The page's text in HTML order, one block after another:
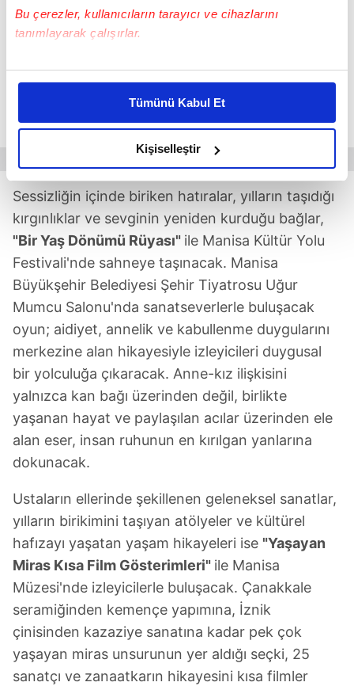
Bu çerezler, kullanıcıların tarayıcı ve cihazlarını
tanımlayarak çalışırlar.
Bu çerezlere izin vermeniz halinde sizlere özel
daha iyi reklam deneyimi yaşatabiliriz. Bunu yaparken
amacımızın size daha iyi bir reklam deneyimi sunmak
olduğunu ve sizlere en iyi içerikleri sunabilmek adına
elimizden gelen çabayı gösterdiğimizi ve bu noktada,
reklamların maliyetlerimizi karşılamak noktasında tek gelir
kalemimiz olduğunu sizlere hatırlatmak isteriz.
Her halükârda, kullanıcılar, bu çerezlere izin vermedikleri
takdirde, kullanıcılara hedefli reklamlar
gösterilmeyecektir."
Sizlere daha iyi bir hizmet sunabilmek için İnternet
Sitemizde kendimize ve üçüncü kişilere ait çerezler
kullanılmaktadır. Bu çerezler vasıtasıyla çeşitli kişisel
verileriniz işlenmekte olup gerekli olan çerezler bilgi
toplumu hizmetlerinin sunulması amacıyla
kullanılmaktadır. Diğer çerezler, sitemizin daha işlevsel
kılınması ve kişiselleştirilmesi ve sizlere yönelik
reklam/pazarlama faaliyetlerinin yapılması, amaçlarıyla
sınırlı olarak açık rızanız dahilinde kullanılacaktır.
Çerezlere ilişkin tercihlerinizi aşağıda yer alan panel
vasıtasıyla belirleyebilirsiniz. Çerezlere ilişkin detaylı bilgi
için Ayarlar butonuna tıklayabilir,Çerez Bilgilendirme
Metnimiziziyaret edebilirsiniz.
6698 sayılı Kişisel Verilerin Korunması Kanunu uyarınca
hazırlanmış Aydınlatma Metnimizi okumak ve sitemizde
ilgili mevzuata uygun olarak kullanılan çerezlerle ilgili bilgi
almak için lütfentıklayınız .
Tümünü Kabul Et
Kişiselleştir
GÖSTERİMLER
sanatların yaşayan hafızasını buluşturan
etkinlikler, Manisa Kültür Yolu Festivali'nde
sanatseverlerle buluşacak.
Sessizliğin içinde biriken hatıralar, yılların taşıdığı
kırgınlıklar ve sevginin yeniden kurduğu bağlar,
"Bir Yaş Dönümü Rüyası" ile Manisa Kültür Yolu
Festivali'nde sahneye taşınacak. Manisa
Büyükşehir Belediyesi Şehir Tiyatrosu Uğur
Mumcu Salonu'nda sanatseverlerle buluşacak
oyun; aidiyet, annelik ve kabullenme duygularını
merkezine alan hikayesiyle izleyicileri duygusal
bir yolculuğa çıkaracak. Anne-kız ilişkisini
yalnızca kan bağı üzerinden değil, birlikte
yaşanan hayat ve paylaşılan acılar üzerinden ele
alan eser, insan ruhunun en kırılgan yanlarına
dokunacak.
Ustaların ellerinde şekillenen geleneksel sanatlar,
yılların birikimini taşıyan atölyeler ve kültürel
hafızayı yaşatan yaşam hikayeleri ise "Yaşayan
Miras Kısa Film Gösterimleri" ile Manisa
Müzesi'nde izleyicilerle buluşacak. Çanakkale
seramiğinden kemençe yapımına, İznik
çinisinden kazaziye sanatına kadar pek çok
yaşayan miras unsurunun yer aldığı seçki, 25
sanatçı ve zanaatkarın hikayesini kısa filmler